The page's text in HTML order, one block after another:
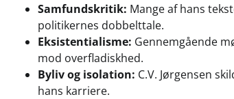
Samfundskritik: Mange af hans
politikernes dobbelttale.
Eksistentialisme: Gennemgående
mod overfladiskhed.
Byliv og isolation: C.V. Jørgensen
hans karriere.